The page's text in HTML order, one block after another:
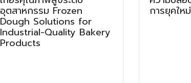
อุตสาหกรรม Frozen
Dough Solutions for
Industrial-Quality Bakery
Products
การยุคใหม่